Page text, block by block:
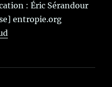
: Éric Sérandour
entropie.org